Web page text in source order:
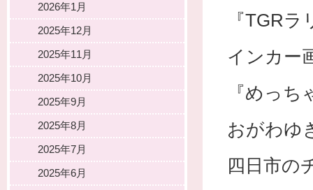
『TGR
インカー
『めっ
おがわゆ
四日市の
2026年1月
2025年12月
2025年11月
2025年10月
2025年9月
2025年8月
2025年7月
2025年6月